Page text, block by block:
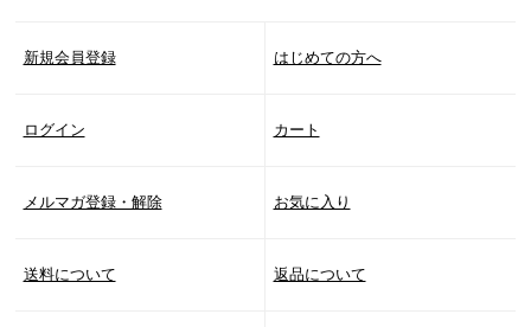
新規会員登録 はじめての方へ
ログイン カート
メルマガ登録・解除 お気に入り
送料について 返品について